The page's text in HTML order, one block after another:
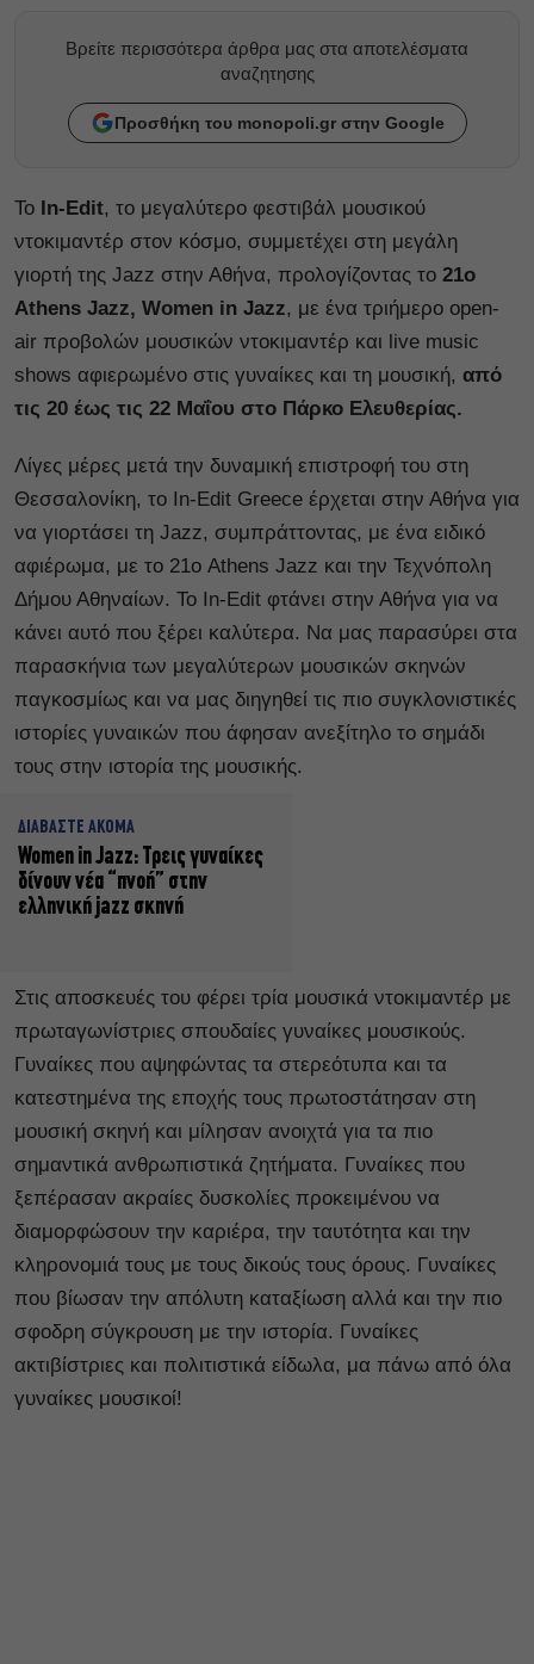
Βρείτε περισσότερα άρθρα μας στα αποτελέσματα
αναζητησης
Προσθήκη του monopoli.gr στην Google
Το In-Edit, το μεγαλύτερο φεστιβάλ μουσικού
ντοκιμαντέρ στον κόσμο, συμμετέχει στη μεγάλη
γιορτή της Jazz στην Αθήνα, προλογίζοντας το 21ο
Athens Jazz, Women in Jazz, με ένα τριήμερο open-
air προβολών μουσικών ντοκιμαντέρ και live music
shows αφιερωμένο στις γυναίκες και τη μουσική, από
τις 20 έως τις 22 Μαΐου στο Πάρκο Ελευθερίας.
Λίγες μέρες μετά την δυναμική επιστροφή του στη
Θεσσαλονίκη, το In-Edit Greece έρχεται στην Αθήνα για
να γιορτάσει τη Jazz, συμπράττοντας, με ένα ειδικό
αφιέρωμα, με το 21ο Athens Jazz και την Τεχνόπολη
Δήμου Αθηναίων. Το In-Edit φτάνει στην Αθήνα για να
κάνει αυτό που ξέρει καλύτερα. Να μας παρασύρει στα
παρασκήνια των μεγαλύτερων μουσικών σκηνών
παγκοσμίως και να μας διηγηθεί τις πιο συγκλονιστικές
ιστορίες γυναικών που άφησαν ανεξίτηλο το σημάδι
τους στην ιστορία της μουσικής.
ΔΙΑΒΑΣΤΕ ΑΚΟΜΑ
Women in Jazz: Τρεις γυναίκες
δίνουν νέα “πνοή” στην
ελληνική jazz σκηνή
Στις αποσκευές του φέρει τρία μουσικά ντοκιμαντέρ με
πρωταγωνίστριες σπουδαίες γυναίκες μουσικούς.
Γυναίκες που αψηφώντας τα στερεότυπα και τα
κατεστημένα της εποχής τους πρωτοστάτησαν στη
μουσική σκηνή και μίλησαν ανοιχτά για τα πιο
σημαντικά ανθρωπιστικά ζητήματα. Γυναίκες που
ξεπέρασαν ακραίες δυσκολίες προκειμένου να
διαμορφώσουν την καριέρα, την ταυτότητα και την
κληρονομιά τους με τους δικούς τους όρους. Γυναίκες
που βίωσαν την απόλυτη καταξίωση αλλά και την πιο
σφοδρη σύγκρουση με την ιστορία. Γυναίκες
ακτιβίστριες και πολιτιστικά είδωλα, μα πάνω από όλα
γυναίκες μουσικοί!